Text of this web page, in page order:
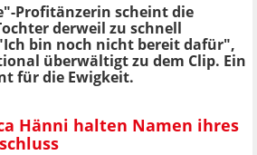
Profitänzerin scheint die
derweil zu schnell
bin noch nicht bereit dafür",
überwältigt zu dem Clip. Ein
für die Ewigkeit.
Hänni halten Namen ihres